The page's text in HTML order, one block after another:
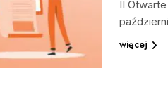
II
więcej